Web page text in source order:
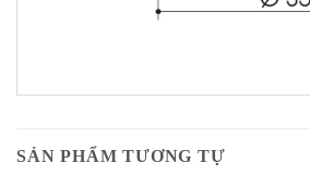
SẢN PHẨM TƯƠNG TỰ